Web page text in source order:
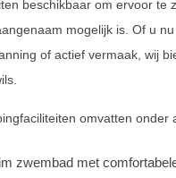
beschikbaar om ervoor te
mogelijk is. Of u
of actief vermaak, wij
omvatten onder
zwembad met